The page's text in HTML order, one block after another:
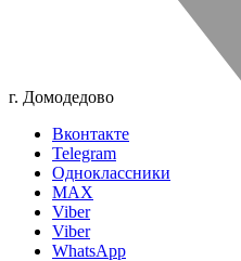
г. Домодедово
Вконтакте
Telegram
Одноклассники
MAX
Viber
Viber
WhatsApp